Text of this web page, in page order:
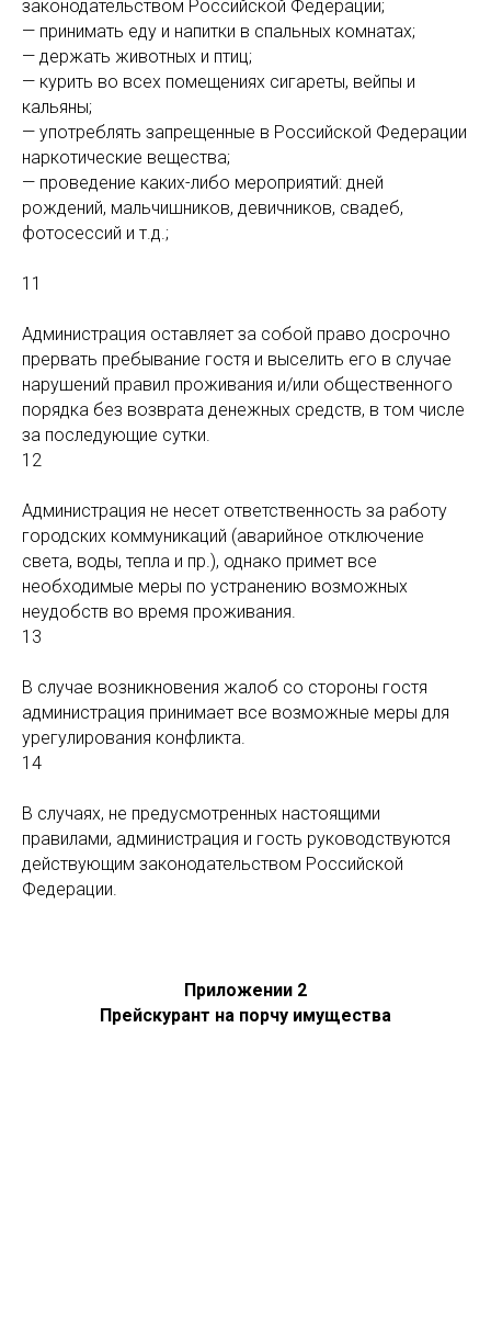
законодательством Российской Федерации;
— принимать еду и напитки в спальных комнатах;
— держать животных и птиц;
— курить во всех помещениях сигареты, вейпы и
кальяны;
— употреблять запрещенные в Российской Федерации
наркотические вещества;
— проведение каких-либо мероприятий: дней
рождений, мальчишников, девичников, свадеб,
фотосессий и т.д.;
11
Администрация оставляет за собой право досрочно
прервать пребывание гостя и выселить его в случае
нарушений правил проживания и/или общественного
порядка без возврата денежных средств, в том числе
за последующие сутки.
12
Администрация не несет ответственность за работу
городских коммуникаций (аварийное отключение
света, воды, тепла и пр.), однако примет все
необходимые меры по устранению возможных
неудобств во время проживания.
13
В случае возникновения жалоб со стороны гостя
администрация принимает все возможные меры для
урегулирования конфликта.
14
В случаях, не предусмотренных настоящими
правилами, администрация и гость руководствуются
действующим законодательством Российской
Федерации.
Приложении 2
Прейскурант на порчу имущества